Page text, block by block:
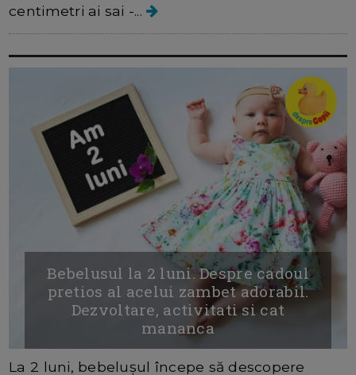
centimetri ai sai -...
Bebelusul la 2 luni. Despre cadoul
pretios al acelui zambet adorabil.
Dezvoltare, activitati si cat
mananca
La 2 luni, bebelușul începe să descopere